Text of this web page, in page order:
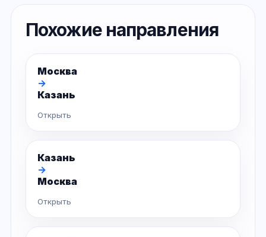
Похожие направления
Москва
→
Казань
Открыть
Казань
→
Москва
Открыть